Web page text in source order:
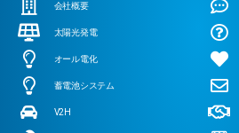
会社概要
太陽光発電
オール電化
蓄電池システム
V2H